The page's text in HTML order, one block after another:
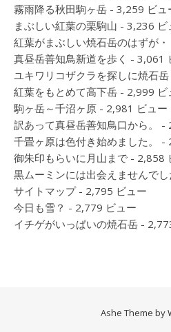
霧雨降る秋田駒ヶ岳 - 3,259 ビュ
まぶしい紅葉の栗駒山 - 3,236 ビ
紅葉がまぶしい焼石岳のはずが・
真昼岳善知鳥新道を歩く - 3,061
ユキワリコザクラを探しに焼石岳
紅葉をもとめて高下岳 - 2,999 ビ
駒ヶ岳～千沼ヶ原 - 2,981 ビュー
訳あって真昼岳善知鳥口から。
-
千畳ヶ原は色付き始めました。
-
御朱印もらいに月山まで - 2,858
黒ムーミンには出会えませんでし
サイトマップ- 2,795 ビュー
今日も雪？ - 2,779 ビュー
イチゲがいっぱいの焼石岳 -
Ashe Theme by